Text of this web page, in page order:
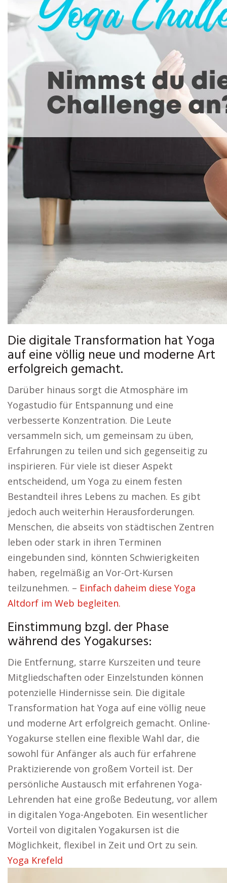
Die digitale Transformation hat Yoga
auf eine völlig neue und moderne Art
erfolgreich gemacht.
Darüber hinaus sorgt die Atmosphäre im
Yogastudio für Entspannung und eine
verbesserte Konzentration. Die Leute
versammeln sich, um gemeinsam zu üben,
Erfahrungen zu teilen und sich gegenseitig zu
inspirieren. Für viele ist dieser Aspekt
entscheidend, um Yoga zu einem festen
Bestandteil ihres Lebens zu machen. Es gibt
jedoch auch weiterhin Herausforderungen.
Menschen, die abseits von städtischen Zentren
leben oder stark in ihren Terminen
eingebunden sind, könnten Schwierigkeiten
haben, regelmäßig an Vor-Ort-Kursen
teilzunehmen. – Einfach daheim diese Yoga
Altdorf im Web begleiten.
Einstimmung bzgl. der Phase
während des Yogakurses:
Die Entfernung, starre Kurszeiten und teure
Mitgliedschaften oder Einzelstunden können
potenzielle Hindernisse sein. Die digitale
Transformation hat Yoga auf eine völlig neue
und moderne Art erfolgreich gemacht. Online-
Yogakurse stellen eine flexible Wahl dar, die
sowohl für Anfänger als auch für erfahrene
Praktizierende von großem Vorteil ist. Der
persönliche Austausch mit erfahrenen Yoga-
Lehrenden hat eine große Bedeutung, vor allem
in digitalen Yoga-Angeboten. Ein wesentlicher
Vorteil von digitalen Yogakursen ist die
Möglichkeit, flexibel in Zeit und Ort zu sein.
Yoga Krefeld